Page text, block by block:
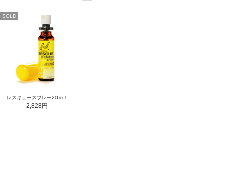
SOLD
レスキュースプレー20ｍｌ
2,828円